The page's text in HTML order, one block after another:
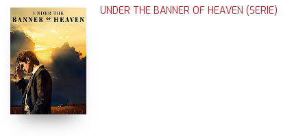
UNDER THE BANNER OF HEAVEN (SERIE)